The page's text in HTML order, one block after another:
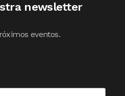
newsletter
eventos.